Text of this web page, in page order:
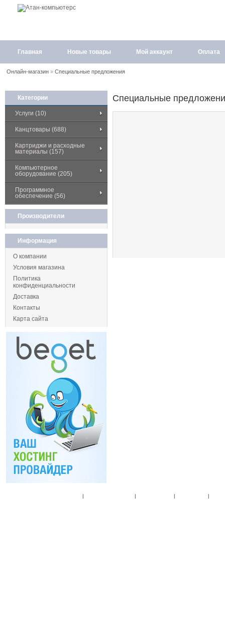
Главная Новые товары Мой аккаунт Оплата
Онлайн-магазин» Специальные предложения
Категории
Услуги (10)
Канцтовары (688)
Картриджи и расходные
материалы (157)
Компьютерное
оборудование (205)
Программное
обеспечение (56)
Производители
Информация
О компании
Условия магазина
Политика
конфиденциальности
Доставка
Контакты
Карта сайта
Специальные
| | | |